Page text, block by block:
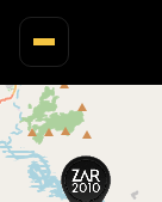
INMUEBLES
MAPA